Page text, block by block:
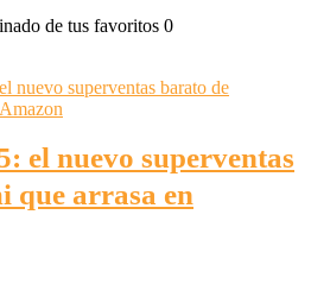
de tus favoritos 0
el nuevo superventas
que arrasa en